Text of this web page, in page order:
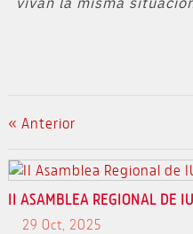
« Anterior
II ASAMBLEA REGIONAL DE
29 Oct, 2025